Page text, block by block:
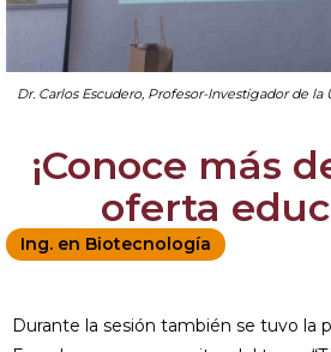
Dr. Carlos Escudero, Profesor-Investigador de la
¡Conoce más
oferta
Ing. en Biotecnología
Durante la sesión también se tuvo la